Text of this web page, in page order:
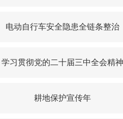
电动自行车安全隐患全链条整治
学习贯彻党的二十届三中全会精神
耕地保护宣传年